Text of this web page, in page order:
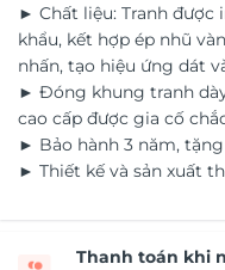
► Chất liệu: Tranh được
khẩu, kết hợp ép nhũ
nhấn, tạo hiệu ứng dát
► Đóng khung tranh
cao cấp được gia cố
► Bảo hành 3 năm,
► Thiết kế và sản xuất
Thanh toán khi